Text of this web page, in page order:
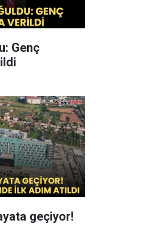
Genç
geçiyor!